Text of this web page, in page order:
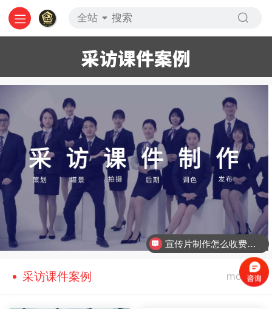
全站
采访课件案例
采访课件案例
宣传片制作怎么收费的？